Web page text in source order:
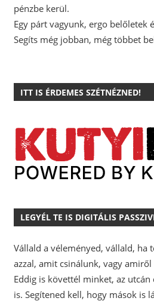
pénzbe kerül.
Egy párt vagyunk, ergo belőletek
Segíts még jobban, még többet
ITT IS ÉRDEMES SZÉTNÉZNED!
LEGYÉL TE IS DIGITÁLIS
Vállald a véleményed, vállald, ha
azzal, amit csinálunk, vagy
Eddig is követtél minket, az utcán
is. Segítened kell, hogy mások is